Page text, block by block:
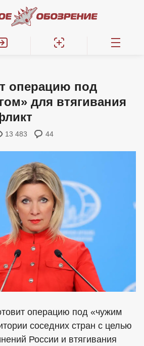
операцию под
для втягивания
13 483 44
операцию под «чужим
соседних стран с целью
России и втягивания